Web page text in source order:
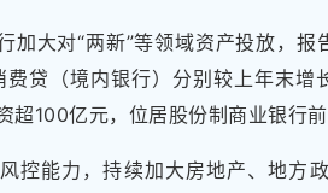
加大对“两新”等领域资产投放，
贷（境内银行）分别较上年末增
超100亿元，位居股份制商业银行前
控能力，持续加大房地产、地方